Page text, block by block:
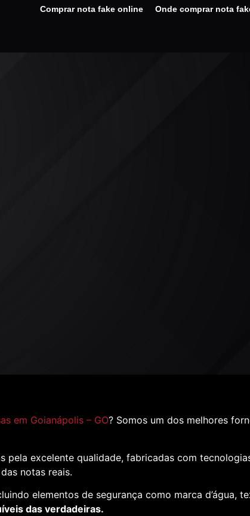
Comprar nota fake online Onde comprar nota
em Goianápolis – GO? Somos um dos melhores
pela excelente qualidade, fabricadas com
notas reais.
elementos de segurança como marca d’água,
das verdadeiras.